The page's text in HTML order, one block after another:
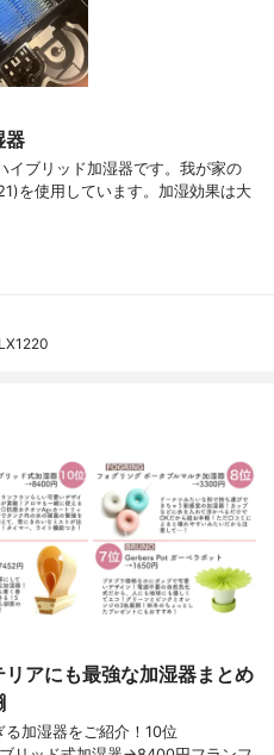
器
イブリッド加湿器です。我が家の
を使用しています。加湿効果は大
リアにも最強な加湿器まとめ
加湿器をご紹介！10位